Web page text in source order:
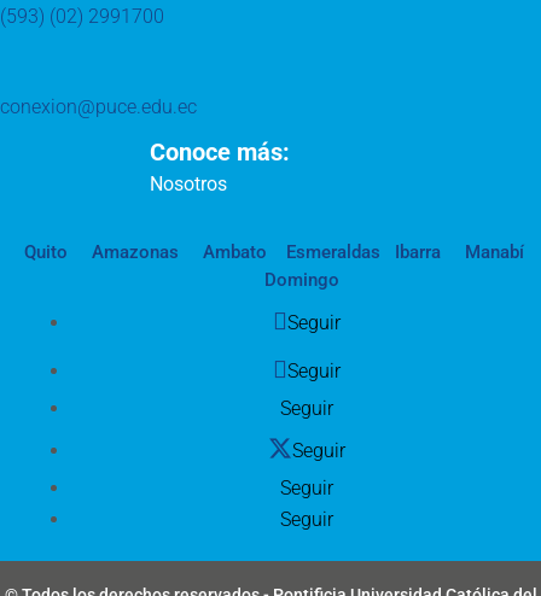
(593) (02) 2991700
conexion@puce.edu.ec
Conoce más:
Nosotros
Quito Amazonas Ambato Esmeraldas Ibarra
Manabí
Domingo
Seguir
Seguir
Seguir
Seguir
Seguir
Seguir